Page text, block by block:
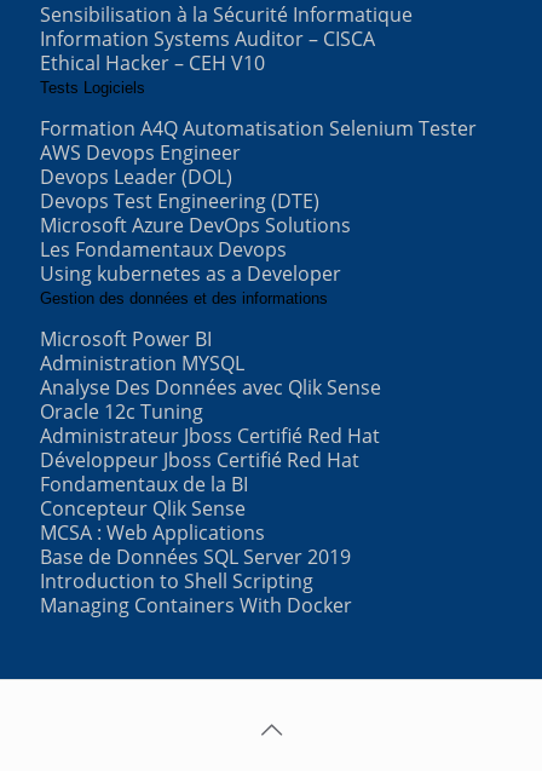
Sensibilisation à la Sécurité Informatique
Information Systems Auditor – CISCA
Ethical Hacker – CEH V10
Tests Logiciels
Formation A4Q Automatisation Selenium Tester
AWS Devops Engineer
Devops Leader (DOL)
Devops Test Engineering (DTE)
Microsoft Azure DevOps Solutions
Les Fondamentaux Devops
Using kubernetes as a Developer
Gestion des données et des informations
Microsoft Power BI
Administration MYSQL
Analyse Des Données avec Qlik Sense
Oracle 12c Tuning
Administrateur Jboss Certifié Red Hat
Développeur Jboss Certifié Red Hat
Fondamentaux de la BI
Concepteur Qlik Sense
MCSA : Web Applications
Base de Données SQL Server 2019
Introduction to Shell Scripting
Managing Containers With Docker